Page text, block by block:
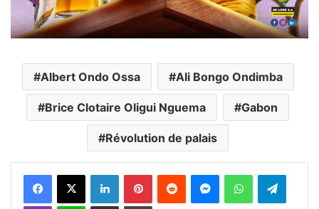
Albert Ondo Ossa Ali Bongo Ondimba
Brice Clotaire Oligui Nguema Gabon
Révolution de palais
FacebookX Linkedin PinterestReddit MessengerWhatsAppTelegram
Viber Ligne Partager par email Imprimer